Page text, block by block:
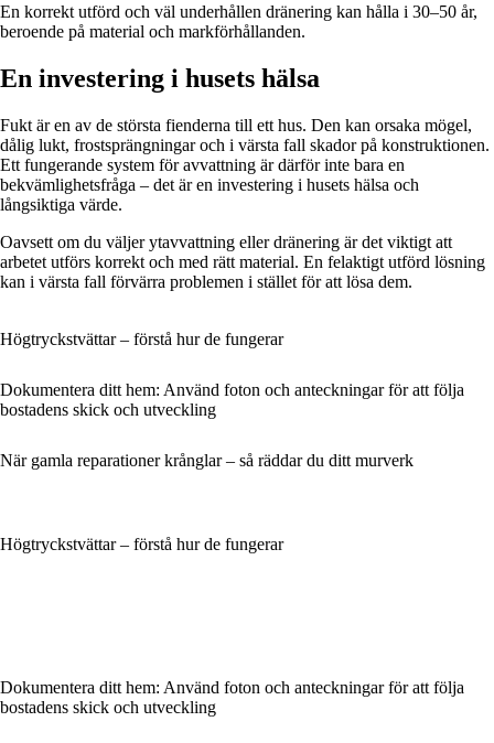
En korrekt utförd och väl underhållen dränering kan hålla i 30–50 år,
beroende på material och markförhållanden.
En investering i husets hälsa
Fukt är en av de största fienderna till ett hus. Den kan orsaka mögel,
dålig lukt, frostsprängningar och i värsta fall skador på konstruktionen.
Ett fungerande system för avvattning är därför inte bara en
bekvämlighetsfråga – det är en investering i husets hälsa och
långsiktiga värde.
Oavsett om du väljer ytavvattning eller dränering är det viktigt att
arbetet utförs korrekt och med rätt material. En felaktigt utförd lösning
kan i värsta fall förvärra problemen i stället för att lösa dem.
Högtryckstvättar – förstå hur de fungerar
Dokumentera ditt hem: Använd foton och anteckningar för att följa
bostadens skick och utveckling
När gamla reparationer krånglar – så räddar du ditt murverk
Högtryckstvättar – förstå hur de fungerar
Dokumentera ditt hem: Använd foton och anteckningar för att följa
bostadens skick och utveckling